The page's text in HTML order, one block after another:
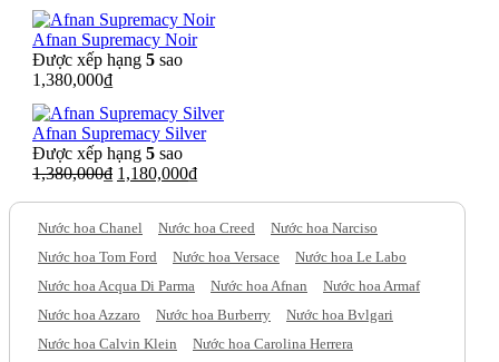
Afnan Supremacy Noir
Được xếp hạng 5 sao
1,380,000₫
Afnan Supremacy Silver
Được xếp hạng 5 sao
1,380,000₫ Giá
1,380,000₫.
1,180,000₫Giá
là:
1,180,000₫.
Nước hoa Chanel Nước hoa Creed
Nước hoa Narciso
Nước hoa Tom Ford
Nước hoa Versace
Nước hoa Le Labo
Nước hoa Acqua Di Parma
Nước hoa Afnan
Nước hoa Armaf
Nước hoa Azzaro
Nước hoa Burberry
Nước hoa Bvlgari
Nước hoa Calvin Klein
Nước hoa Carolina Herrera